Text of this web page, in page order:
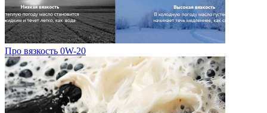
Про вязкость 0W-20